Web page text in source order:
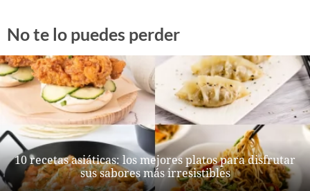
No te lo puedes perder
10 recetas asiáticas: los mejores platos para disfrutar
sus sabores más irresistibles